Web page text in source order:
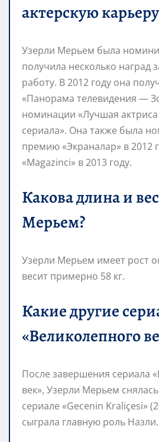
актерскую
Узерли Мерьем была
получила несколько наград
работу. В 2012 году она
«Панорама телевидения —
номинации «Лучшая
сериала». Она также была
премию «Экраналар» в 2012
«Magazinci» в 2013 году.
Какова длина и
Мерьем?
Узерли Мерьем имеет рост
весит примерно 58 кг.
Какие другие
«Великолепного
После завершения сериала
век», Узерли Мерьем
сериале «Gecenin Kraliçesi»
сыграла главную роль Назли.